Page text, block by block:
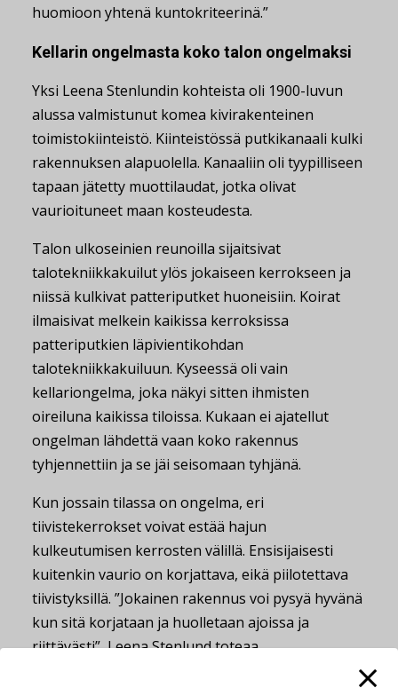
huomioon yhtenä kuntokriteerinä.”
Kellarin ongelmasta koko talon ongelmaksi
Yksi Leena Stenlundin kohteista oli 1900-luvun
alussa valmistunut komea kivirakenteinen
toimistokiinteistö. Kiinteistössä putkikanaali kulki
rakennuksen alapuolella. Kanaaliin oli tyypilliseen
tapaan jätetty muottilaudat, jotka olivat
vaurioituneet maan kosteudesta.
Talon ulkoseinien reunoilla sijaitsivat
talotekniikkakuilut ylös jokaiseen kerrokseen ja
niissä kulkivat patteriputket huoneisiin. Koirat
ilmaisivat melkein kaikissa kerroksissa
patteriputkien läpivientikohdan
talotekniikkakuiluun. Kyseessä oli vain
kellariongelma, joka näkyi sitten ihmisten
oireiluna kaikissa tiloissa. Kukaan ei ajatellut
ongelman lähdettä vaan koko rakennus
tyhjennettiin ja se jäi seisomaan tyhjänä.
Kun jossain tilassa on ongelma, eri
tiivistekerrokset voivat estää hajun
kulkeutumisen kerrosten välillä. Ensisijaisesti
kuitenkin vaurio on korjattava, eikä piilotettava
tiivistyksillä. ”Jokainen rakennus voi pysyä hyvänä
kun sitä korjataan ja huolletaan ajoissa ja
riittävästi”, Leena Stenlund toteaa.
Pääkuvassa: Timmi-homekoira löytää luotettavasti ja